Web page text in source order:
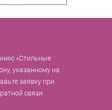
«Стильные
указанному на
заявку при
связи